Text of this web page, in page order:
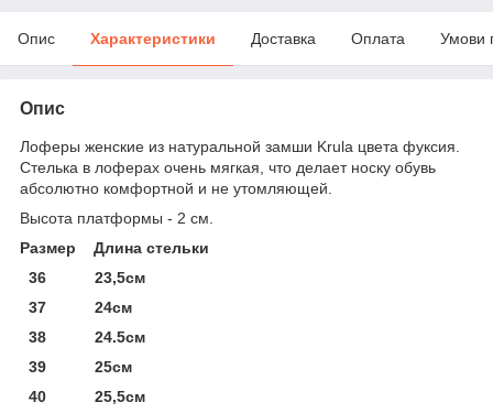
Опис Характеристики Доставка Оплата Умови
Опис
Лоферы женские из натуральной замши Krula цвета фуксия.
Стелька в лоферах очень мягкая, что делает носку обувь
абсолютно комфортной и не утомляющей.
Высота платформы - 2 см.
Размер Длина стельки
36 23,5см
37 24см
38 24.5см
39 25см
40 25,5см